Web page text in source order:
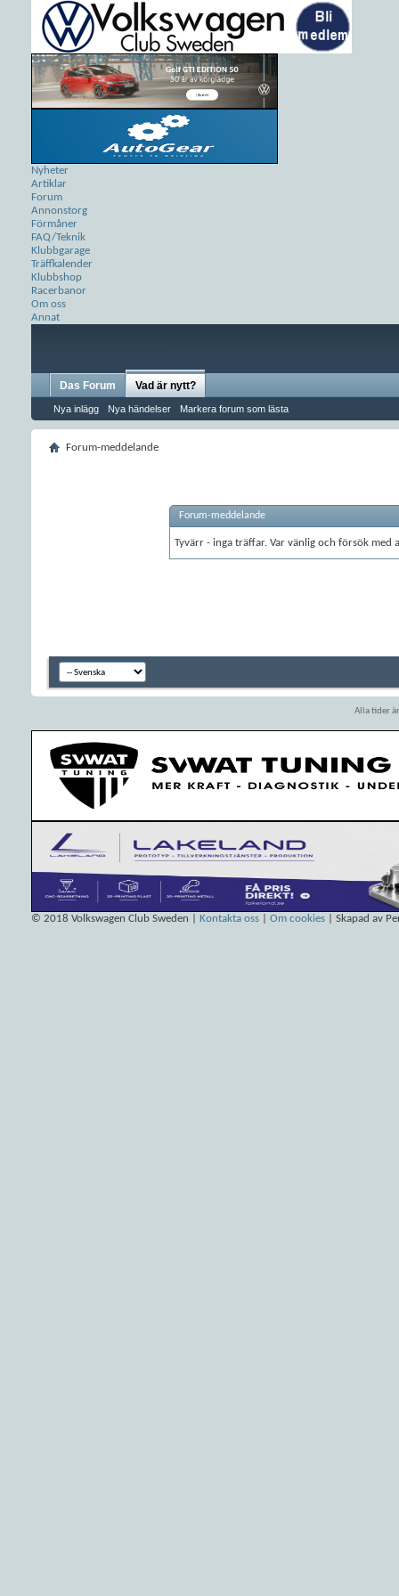
Nyheter
Artiklar
Forum
Annonstorg
Förmåner
FAQ/Teknik
Klubbgarage
Träffkalender
Klubbshop
Racerbanor
Om oss
Annat
Das Forum Vad är nytt?
Nya inlägg Nya händelser Markera forum som lästa
Forum-meddelande
Forum-meddelande
Tyvärr - inga träffar. Var vänlig och försök med
Alla tider
© 2018 Volkswagen Club Sweden Kontakta oss Om cookies | Skapad av